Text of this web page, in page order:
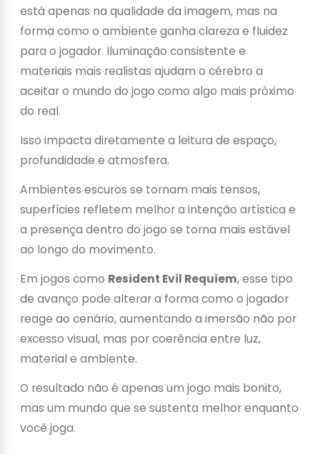
está apenas na qualidade da imagem, mas na
forma como o ambiente ganha clareza e fluidez
para o jogador. Iluminação consistente e
materiais mais realistas ajudam o cérebro a
aceitar o mundo do jogo como algo mais próximo
do real.
Isso impacta diretamente a leitura de espaço,
profundidade e atmosfera.
Ambientes escuros se tornam mais tensos,
superfícies refletem melhor a intenção artística e
a presença dentro do jogo se torna mais estável
ao longo do movimento.
Em jogos como Resident Evil Requiem, esse tipo
de avanço pode alterar a forma como o jogador
reage ao cenário, aumentando a imersão não por
excesso visual, mas por coerência entre luz,
material e ambiente.
O resultado não é apenas um jogo mais bonito,
mas um mundo que se sustenta melhor enquanto
você joga.